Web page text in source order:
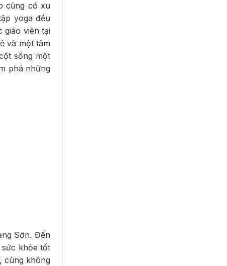
cũng có xu
yoga đều
viên tại
và một tâm
sống một
phá những
Sơn. Đến
sức khỏe tốt
cùng không